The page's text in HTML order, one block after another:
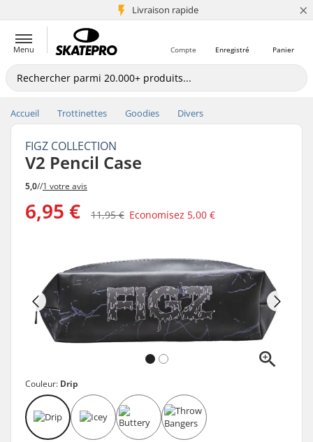
Livraison rapide
+5 mio de clients ×
Menu Panier
Enregistré
Compte
Accueil Trottinettes Goodies Divers
FIGZ COLLECTION
V2 Pencil Case
5,0//1 votre avis
6,95 € 11,95 € Economisez 5,00 €
Couleur: Drip